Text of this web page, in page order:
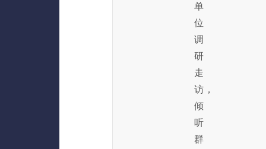
单
位
调
研
走
访，
倾
听
群